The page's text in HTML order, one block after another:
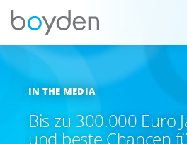
IN THE MEDIA
Bis zu 300.000 Euro
und beste Chancen